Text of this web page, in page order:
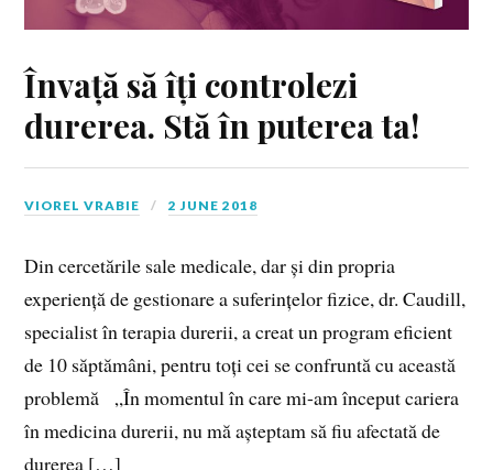
Învață să îți controlezi
durerea. Stă în puterea ta!
VIOREL VRABIE 2 JUNE 2018
Din cercetările sale medicale, dar și din propria
experiență de gestionare a suferințelor fizice, dr. Caudill,
specialist în terapia durerii, a creat un program eficient
de 10 săptămâni, pentru toți cei se confruntă cu această
problemă „În momentul în care mi-am început cariera
în medicina durerii, nu mă așteptam să fiu afectată de
durerea […]